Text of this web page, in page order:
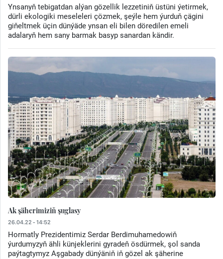
Ynsanyň tebigatdan alýan gözellik lezzetiniň üstüni ýetirmek,
dürli ekologiki meseleleri çözmek, şeýle hem ýurduň çägini
giňeltmek üçin dünýäde ynsan eli bilen döredilen emeli
adalaryň hem sany barmak basyp sanardan kändir.
Ak şäherimiziň şuglasy
26.04.22 - 14:52
Hormatly Prezidentimiz Serdar Berdimuhamedowiň
ýurdumyzyň ähli künjeklerini gyradeň ösdürmek, şol sanda
paýtagtymyz Aşgabady dünýäniň iň gözel ak şäherine